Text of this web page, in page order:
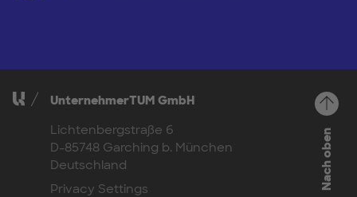
UnternehmerTUM GmbH
Lichtenbergstraße 6
D-85748 Garching b. München
Deutschland
Privacy Settings
Nach oben